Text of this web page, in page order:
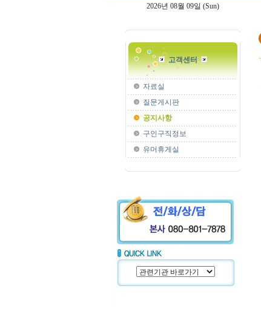
2026년 08월 09일 (Sun)
고객센터
자료실
질문게시판
공지사항
구인구직정보
유머휴게실